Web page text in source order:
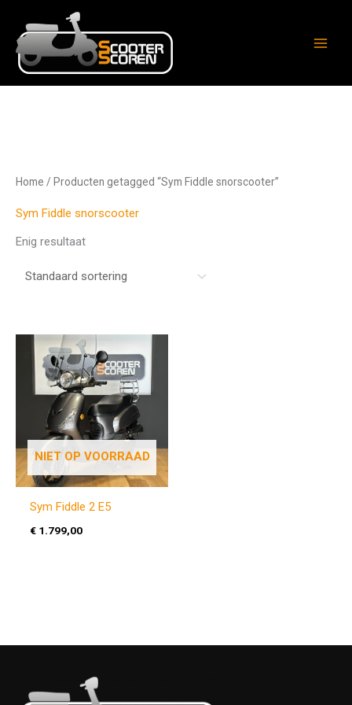
naar
inhoud
Home / Producten getagged “Sym Fiddle snorscooter”
Sym Fiddle snorscooter
Enig resultaat
NIET OP VOORRAAD
Sym Fiddle 2 E5
€ 1.799,00